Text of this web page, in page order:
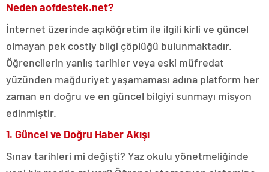
Neden aofdestek.net?
İnternet üzerinde açıköğretim ile ilgili kirli ve güncel
olmayan pek costly bilgi çöplüğü bulunmaktadır.
Öğrencilerin yanlış tarihler veya eski müfredat
yüzünden mağduriyet yaşamaması adına platform her
zaman en doğru ve en güncel bilgiyi sunmayı misyon
edinmiştir.
1. Güncel ve Doğru Haber Akışı
Sınav tarihleri mi değişti? Yaz okulu yönetmeliğinde